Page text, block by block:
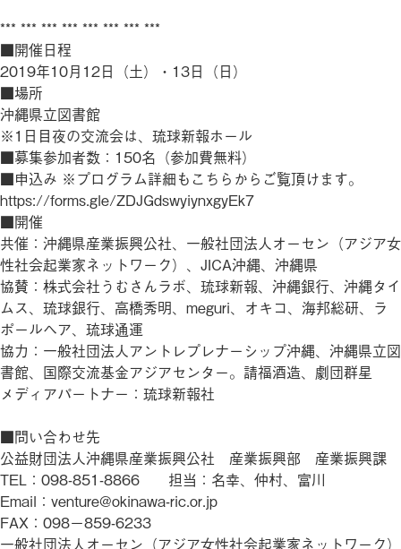
*** *** *** *** *** *** *** ***
■開催日程
2019年10月12日（土）・13日（日）
■場所
沖縄県立図書館
※1日目夜の交流会は、琉球新報ホール
■募集参加者数：150名（参加費無料）
■申込み ※プログラム詳細もこちらからご覧頂けます。
https://forms.gle/ZDJGdswyiynxgyEk7
■開催
共催：沖縄県産業振興公社、一般社団法人オーセン（アジア女
性社会起業家ネットワーク）、JICA沖縄、沖縄県
協賛：株式会社うむさんラボ、琉球新報、沖縄銀行、沖縄タイ
ムス、琉球銀行、高橋秀明、meguri、オキコ、海邦総研、ラ
ポールヘア、琉球通運
協力：一般社団法人アントレプレナーシップ沖縄、沖縄県立図
書館、国際交流基金アジアセンター。請福酒造、劇団群星
メディアパートナー：琉球新報社
■問い合わせ先
公益財団法人沖縄県産業振興公社 産業振興部 産業振興課
TEL：098-851-8866 担当：名幸、仲村、富川
Email：venture@okinawa-ric.or.jp
FAX：098－859-6233
一般社団法人オーセン（アジア女性社会起業家ネットワーク）